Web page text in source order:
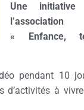
Une initiative
l’association
« Enfance,
pendant 10
d’activités à